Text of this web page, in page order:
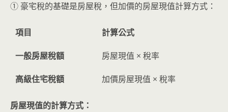
① 豪宅稅的基礎是房屋稅，但加價的房屋現值計算方式：
項目 計算公式
一般房屋稅額 房屋現值 × 稅率
高級住宅稅額 加價房屋現值 × 稅率
房屋現值的計算方式：